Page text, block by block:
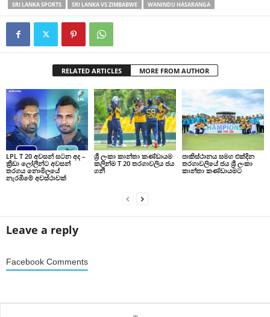
SRI LANKA SPORTS
SRI LANKA VS ZIMBABWE WANINDU HASARANGA
RELATED ARTICLES MORE FROM AUTHOR
LPL T 20 අවසන් සටන අද –
ක්‍රීඩා ලෝලීන්ට අවසන්
තරගය නොමිලයේ
නැරඹීමේ අවස්ථාවක්
ශ්‍රී ලංකා කාන්තා කණ්ඩායම
කලින්ම T 20 තරගාවලිය ජය
ගනී
පාකිස්ථානය සමග එක්දින
තරගාවලියේ ජය ශ්‍රී ලංකා
කාන්තා කණ්ඩායමට
Leave a reply
Facebook Comments